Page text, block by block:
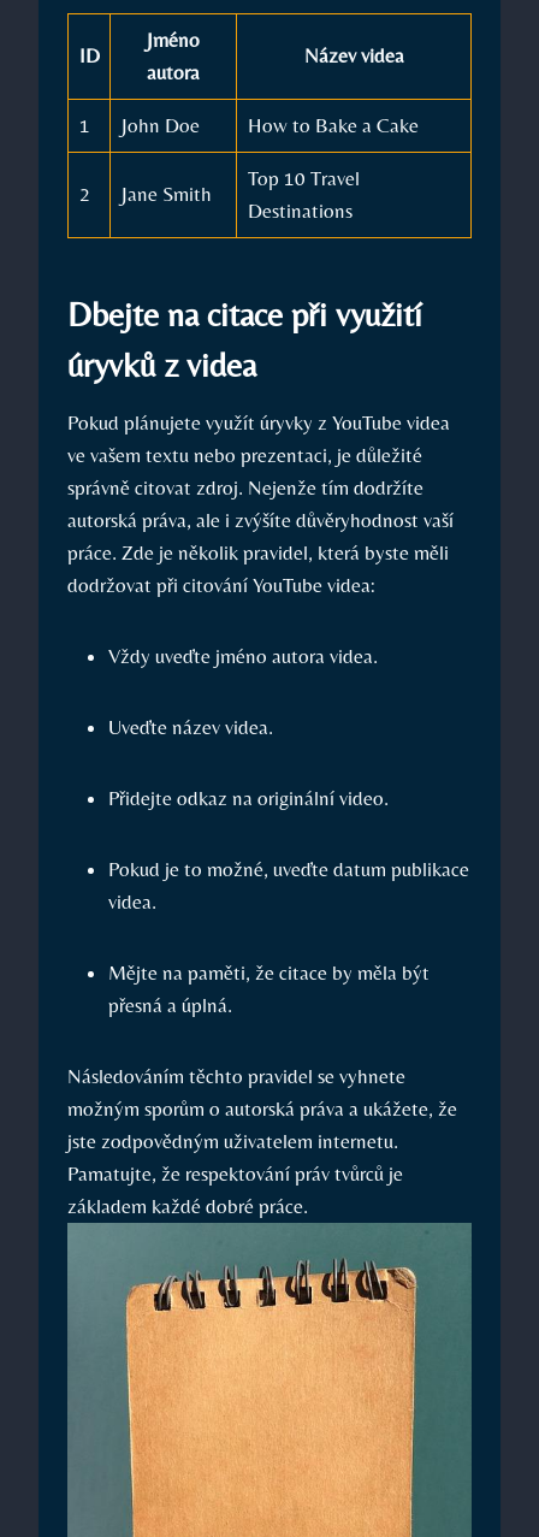
ID
Jméno
autora
Název videa
1 John Doe How to Bake a Cake
2 Jane Smith
Top 10 Travel
Destinations
Dbejte na citace při využití
úryvků z videa
Pokud plánujete využít úryvky z YouTube videa
ve vašem textu nebo prezentaci, je důležité
správně citovat zdroj. Nejenže tím dodržíte
autorská práva, ale i zvýšíte důvěryhodnost vaší
práce. Zde je několik pravidel, která byste měli
dodržovat při citování YouTube videa:
Vždy uveďte jméno autora videa.
Uveďte název videa.
Přidejte odkaz na originální video.
Pokud je to možné, uveďte datum publikace
videa.
Mějte na paměti, že citace by měla být
přesná a úplná.
Následováním těchto pravidel se vyhnete
možným sporům o autorská práva a ukážete, že
jste zodpovědným uživatelem internetu.
Pamatujte, že respektování práv tvůrců je
základem každé dobré práce.